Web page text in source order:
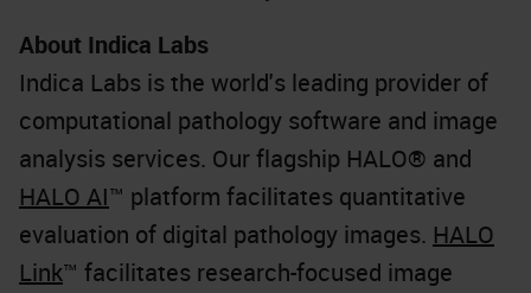
About Indica Labs
Indica Labs is the world's leading provider of
computational pathology software and image
analysis services. Our flagship HALO® and
HALO AI™ platform facilitates quantitative
evaluation of digital pathology images. HALO
Link™ facilitates research-focused image